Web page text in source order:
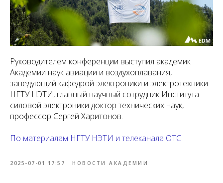
Руководителем конференции выступил академик
Академии наук авиации и воздухоплавания,
заведующий кафедрой электроники и электротехники
НГТУ НЭТИ, главный научный сотрудник Института
силовой электроники доктор технических наук,
профессор Сергей Харитонов.
По материалам НГТУ НЭТИ и телеканала ОТС
2025-07-01 17:57 НОВОСТИ АКАДЕМИИ